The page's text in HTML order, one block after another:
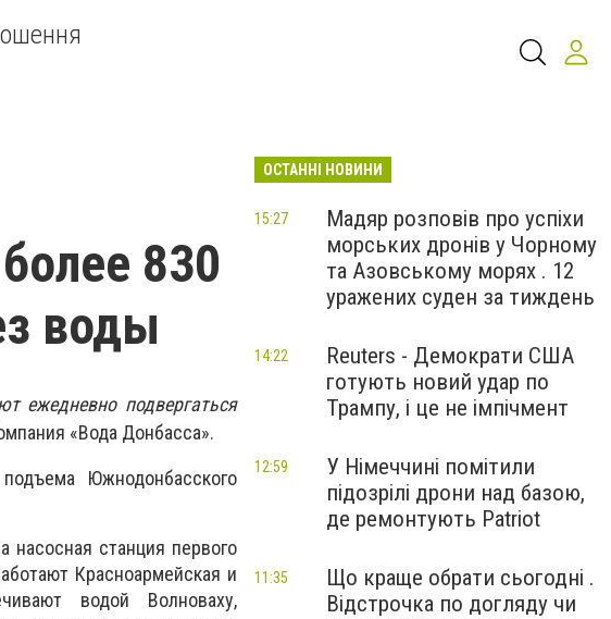
830
воды
ежедневно подвергаться
«Вода Донбасса».
Южнодонбасского
насосная станция первого
Красноармейская и
водой Волноваху,
ОСТАННІ НОВИНИ
Мадяр розповів про успіхи
морських дронів у Чорному
та Азовському морях . 12
уражених суден за тиждень
15:27
Reuters - Демократи США
готують новий удар по
Трампу, і це не імпічмент
14:22
У Німеччині помітили
підозрілі дрони над базою,
де ремонтують Patriot
12:59
Що краще обрати сьогодні .
Відстрочка по догляду чи
11:35